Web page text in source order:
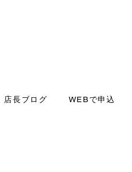
店長ブログ WEBで申込